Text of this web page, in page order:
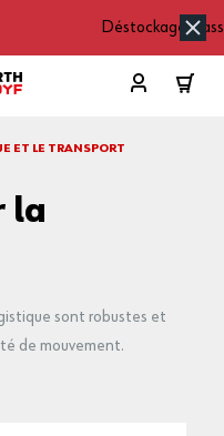
Déstockage
* !
ou remises exceptionnelles en
dans la limite des stocks
ET LE TRANSPORT
la
sont robustes et
de mouvement.